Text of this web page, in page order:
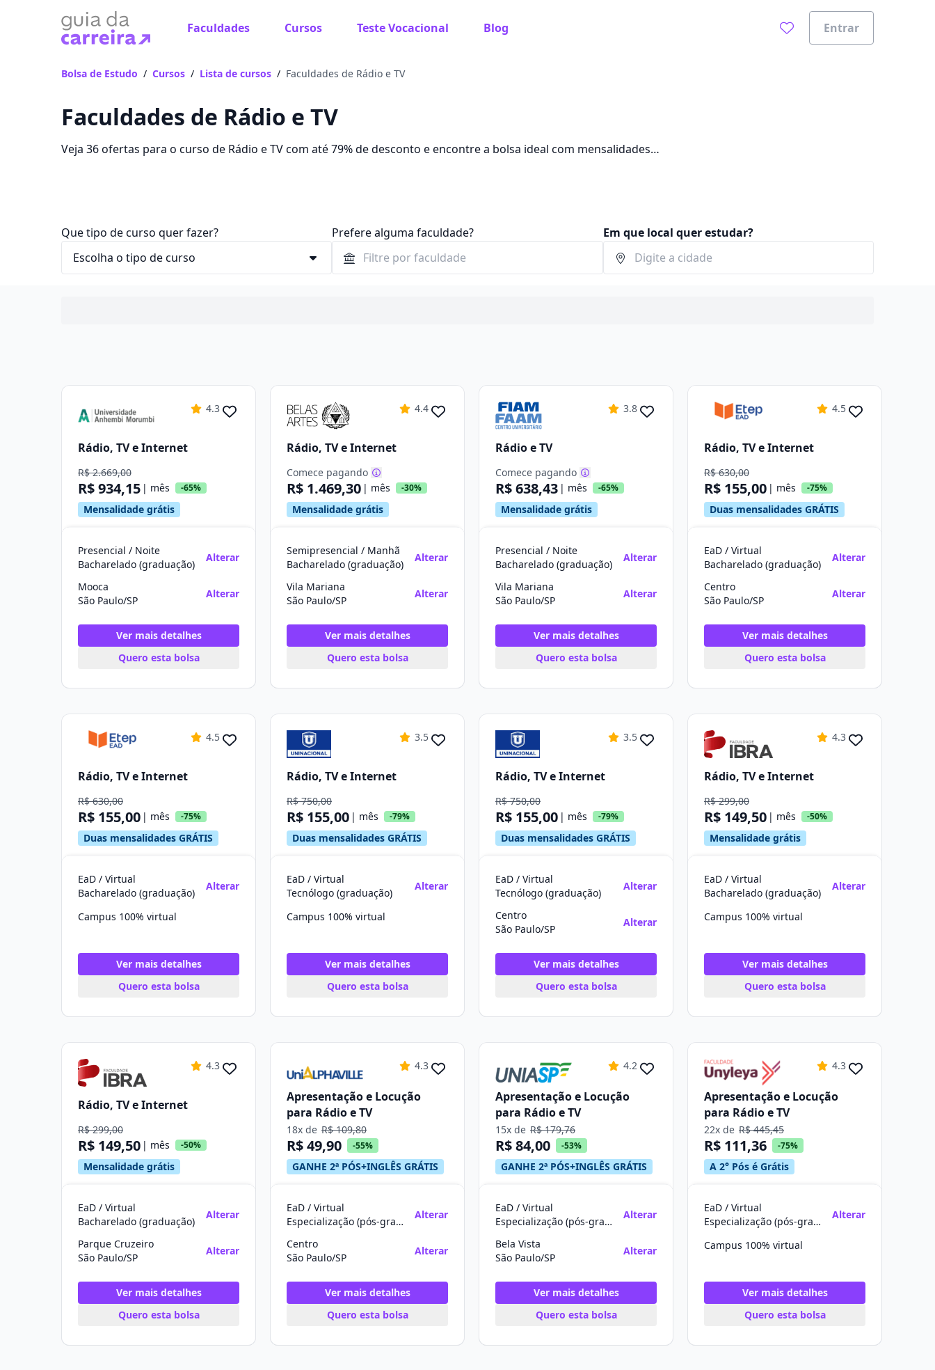
Faculdades Cursos Teste Vocacional Blog Entrar
Bolsa de Estudo / Cursos / Lista de cursos / Faculdades de Rádio e TV
Faculdades de Rádio e TV
Veja 36 ofertas para o curso de Rádio e TV com até 79% de desconto e encontre a bolsa ideal com mensalidades
Que tipo de curso quer fazer? Prefere alguma faculdade? Em que local quer estudar?
4.3
Rádio, TV e Internet
R$ 2.669,00
R$ 934,15 | mês -65%
Mensalidade grátis
Presencial / Noite
Bacharelado (graduação)
Alterar
Mooca
São Paulo/SP
Alterar
Ver mais detalhes
Quero esta bolsa
4.4
Rádio, TV e Internet
Comece pagando
R$ 1.469,30 | mês -30%
Mensalidade grátis
Semipresencial / Manhã
Bacharelado (graduação)
Alterar
Vila Mariana
São Paulo/SP
Alterar
Ver mais detalhes
Quero esta bolsa
3.8
Rádio e TV
Comece pagando
R$ 638,43 | mês -65%
Mensalidade grátis
Presencial / Noite
Bacharelado (graduação)
Alterar
Vila Mariana
São Paulo/SP
Alterar
Ver mais detalhes
Quero esta bolsa
4.5
Rádio, TV e Internet
R$ 630,00
R$ 155,00 | mês -75%
Duas mensalidades GRÁTIS
EaD / Virtual
Bacharelado (graduação)
Alterar
Centro
São Paulo/SP
Alterar
Ver mais detalhes
Quero esta bolsa
4.5
Rádio, TV e Internet
R$ 630,00
R$ 155,00 | mês -75%
Duas mensalidades GRÁTIS
EaD / Virtual
Bacharelado (graduação)
Alterar
Campus 100% virtual
Ver mais detalhes
Quero esta bolsa
3.5
Rádio, TV e Internet
R$ 750,00
R$ 155,00 | mês -79%
Duas mensalidades GRÁTIS
EaD / Virtual
Tecnólogo (graduação)
Alterar
Campus 100% virtual
Ver mais detalhes
Quero esta bolsa
3.5
Rádio, TV e Internet
R$ 750,00
R$ 155,00 | mês -79%
Duas mensalidades GRÁTIS
EaD / Virtual
Tecnólogo (graduação)
Alterar
Centro
São Paulo/SP
Alterar
Ver mais detalhes
Quero esta bolsa
4.3
Rádio, TV e Internet
R$ 299,00
R$ 149,50 | mês -50%
Mensalidade grátis
EaD / Virtual
Bacharelado (graduação)
Alterar
Campus 100% virtual
Ver mais detalhes
Quero esta bolsa
4.3
Rádio, TV e Internet
R$ 299,00
R$ 149,50 | mês -50%
Mensalidade grátis
EaD / Virtual
Bacharelado (graduação)
Alterar
Parque Cruzeiro
São Paulo/SP
Alterar
Ver mais detalhes
Quero esta bolsa
4.3
Apresentação e Locução
para Rádio e TV
18x de R$ 109,80
R$ 49,90 -55%
GANHE 2ª PÓS+INGLÊS GRÁTIS
EaD / Virtual
Especialização (pós-graduação)
Alterar
Centro
São Paulo/SP
Alterar
Ver mais detalhes
Quero esta bolsa
4.2
Apresentação e Locução
para Rádio e TV
15x de R$ 179,76
R$ 84,00 -53%
GANHE 2ª PÓS+INGLÊS GRÁTIS
EaD / Virtual
Especialização (pós-graduação)
Alterar
Bela Vista
São Paulo/SP
Alterar
Ver mais detalhes
Quero esta bolsa
4.3
Apresentação e Locução
para Rádio e TV
22x de R$ 445,45
R$ 111,36 -75%
A 2° Pós é Grátis
EaD / Virtual
Especialização (pós-graduação)
Alterar
Campus 100% virtual
Ver mais detalhes
Quero esta bolsa